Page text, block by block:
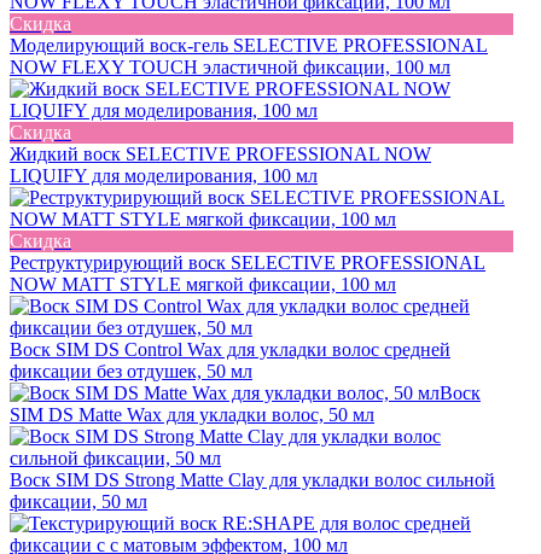
Скидка
Моделирующий воск-гель SELECTIVE PROFESSIONAL
NOW FLEXY TOUCH эластичной фиксации, 100 мл
Скидка
Жидкий воск SELECTIVE PROFESSIONAL NOW
LIQUIFY для моделирования, 100 мл
Скидка
Реструктурирующий воск SELECTIVE PROFESSIONAL
NOW MATT STYLE мягкой фиксации, 100 мл
Воск SIM DS Control Wax для укладки волос средней
фиксации без отдушек, 50 мл
Воск
SIM DS Matte Wax для укладки волос, 50 мл
Воск SIM DS Strong Matte Clay для укладки волос сильной
фиксации, 50 мл